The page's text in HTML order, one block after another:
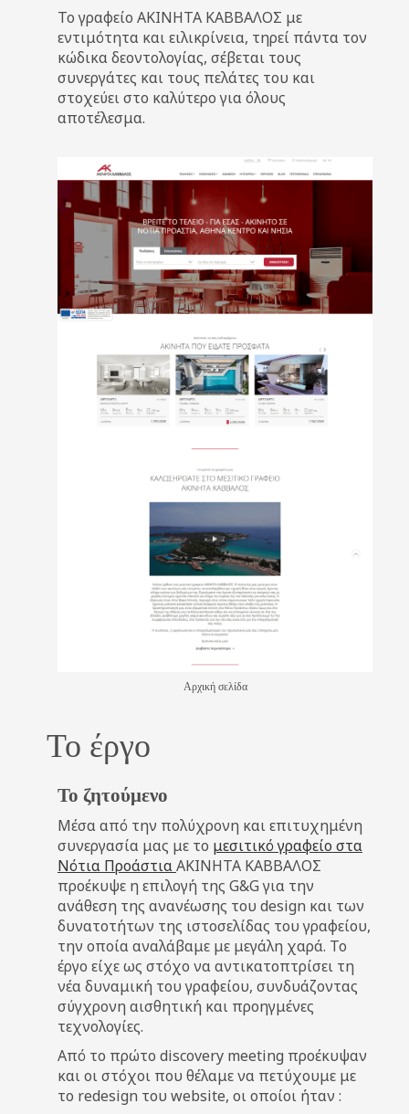
Το γραφείο ΑΚΙΝΗΤΑ ΚΑΒΒΑΛΟΣ με
εντιμότητα και ειλικρίνεια, τηρεί πάντα τον
κώδικα δεοντολογίας, σέβεται τους
συνεργάτες και τους πελάτες του και
στοχεύει στο καλύτερο για όλους
αποτέλεσμα.
Αρχική σελίδα
Το έργο
Το ζητούμενο
Μέσα από την πολύχρονη και επιτυχημένη
συνεργασία μας με το μεσιτικό γραφείο στα
Νότια ΠροάστιαΑΚΙΝΗΤΑ ΚΑΒΒΑΛΟΣ
προέκυψε η επιλογή της G&G για την
ανάθεση της ανανέωσης του design και των
δυνατοτήτων της ιστοσελίδας του γραφείου,
την οποία αναλάβαμε με μεγάλη χαρά. Το
έργο είχε ως στόχο να αντικατοπτρίσει τη
νέα δυναμική του γραφείου, συνδυάζοντας
σύγχρονη αισθητική και προηγμένες
τεχνολογίες.
Από το πρώτο discovery meeting προέκυψαν
και οι στόχοι που θέλαμε να πετύχουμε με
το redesign του website, οι οποίοι ήταν :